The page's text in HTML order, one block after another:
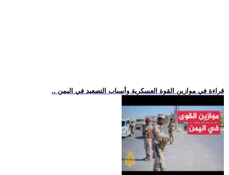
.. قراءة في موازين القوة العسكرية وأسباب التصعيد في اليمن